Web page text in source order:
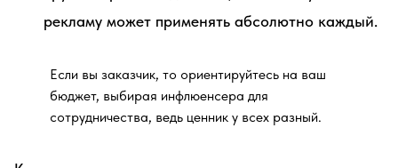
рекламу может применять абсолютно каждый.
Если вы заказчик, то ориентируйтесь на ваш
бюджет, выбирая инфлюенсера для
сотрудничества, ведь ценник у всех разный.